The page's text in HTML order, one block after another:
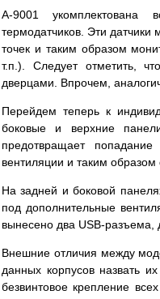
А-9001 укомплектована
термодатчиков. Эти
точек и таким образом
т.п.). Следует отметить,
дверцами. Впрочем,
Перейдем теперь к
боковые и верхние
предотвращает
вентиляции и таким образом
На задней и боковой
под дополнительные
вынесено два USB-разъема,
Внешние отличия между
данных корпусов назвать
безвинтовое крепление